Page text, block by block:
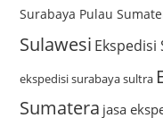
Surabaya Pulau
Sulawesi Ekspedisi
ekspedisi surabaya sultra
Sumatera jasa